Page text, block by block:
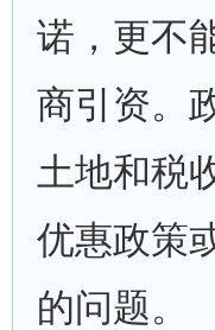
诺，更不
商引资。
土地和税
优惠政策
的问题。